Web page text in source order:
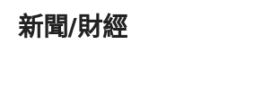
新聞/財經